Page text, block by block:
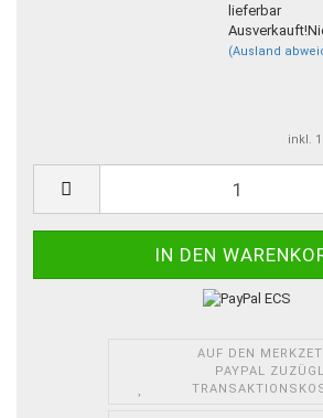
(Ausland
inkl.
AUF DEN
PAYPAL ZUZÜGL.